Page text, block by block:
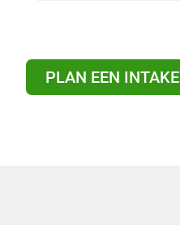
PLAN EEN INTAKE